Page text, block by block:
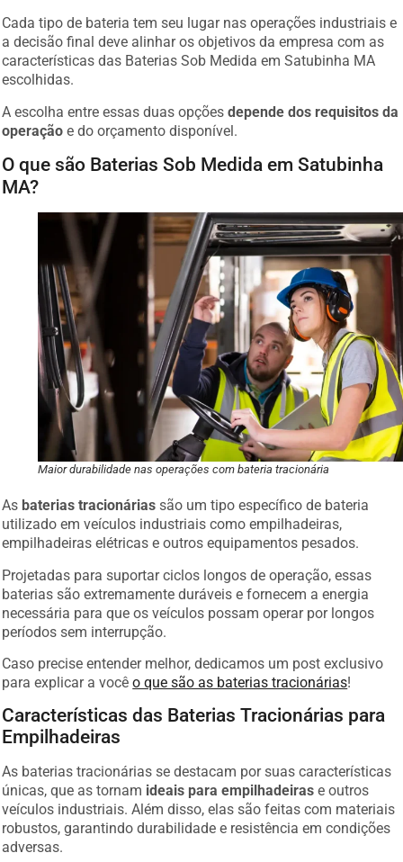
Cada tipo de bateria tem seu lugar nas operações industriais e
a decisão final deve alinhar os objetivos da empresa com as
características das Baterias Sob Medida em Satubinha MA
escolhidas.
A escolha entre essas duas opções
depende dos requisitos da
operação
e do orçamento disponível.
O que são Baterias Sob Medida em Satubinha
MA?
Maior durabilidade nas operações com bateria tracionária
As baterias tracionárias são um tipo específico de bateria
utilizado em veículos industriais como empilhadeiras,
empilhadeiras elétricas e outros equipamentos pesados.
Projetadas para suportar ciclos longos de operação, essas
baterias são extremamente duráveis e fornecem a energia
necessária para que os veículos possam operar por longos
períodos sem interrupção.
Caso precise entender melhor, dedicamos um post exclusivo
para explicar a você o que são as baterias tracionárias!
Características das Baterias Tracionárias para
Empilhadeiras
As baterias tracionárias se destacam por suas características
únicas, que as tornam ideais para empilhadeiras e outros
veículos industriais. Além disso, elas são feitas com materiais
robustos, garantindo durabilidade e resistência em condições
adversas.